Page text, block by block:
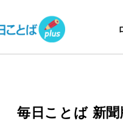
毎日ことば 新聞